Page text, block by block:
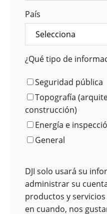
País
¿Qué tipo de
Seguridad pública
Topografía
construcción)
Energía e
General
DJI solo usará su
administrar su
productos y
en cuando, nos